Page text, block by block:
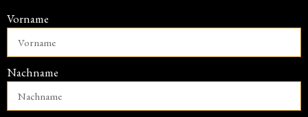
Vorname
Nachname